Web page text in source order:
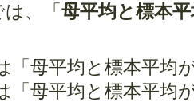
、「 母平均と標本
「母平均と標本平均
「母平均と標本平均